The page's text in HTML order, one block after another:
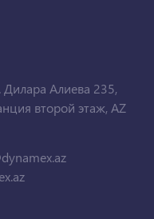
Дилара Алиева 235,
второй этаж, AZ